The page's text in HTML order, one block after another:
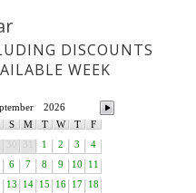
DISCOUNTS
WEEK
2026
S M T W T
F
1 2 3
4
6 7 8 9 10
11
13 14 15 16 17
18